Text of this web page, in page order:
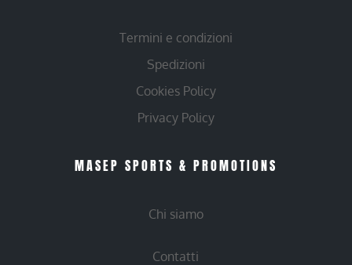
Termini e condizioni
Spedizioni
Cookies Policy
Privacy Policy
MASEP SPORTS & PROMOTIONS
Chi siamo
Contatti